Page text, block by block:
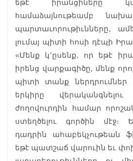
եթէ իրանցիները
համաձայնութեամբ
պարտաւորութիւնները,
լումայ պիտի հոսի դէպի
«Մենք կ՚ըսենք, որ եթէ
իրենց վարքագիծը, մենք
պիտի տանք ներդրումներ
երկիրը
ժողովուրդին համար
ստեղծելու գործին մէջ։
դադրին ահաբեկչութեան
եթէ պատշաճ վարուին եւ